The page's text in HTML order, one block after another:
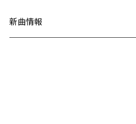
新曲情報